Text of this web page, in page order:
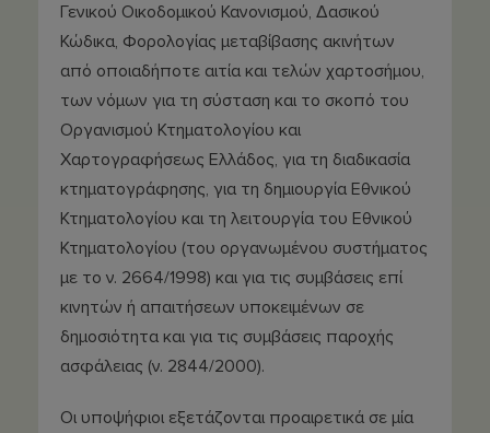
Γενικού Οικοδομικού Κανονισμού, Δασικού
Κώδικα, Φορολογίας μεταβίβασης ακινήτων
από οποιαδήποτε αιτία και τελών χαρτοσήμου,
των νόμων για τη σύσταση και το σκοπό του
Οργανισμού Κτηματολογίου και
Χαρτογραφήσεως Ελλάδος, για τη διαδικασία
κτηματογράφησης, για τη δημιουργία Εθνικού
Κτηματολογίου και τη λειτουργία του Εθνικού
Κτηματολογίου (του οργανωμένου συστήματος
με το ν. 2664/1998) και για τις συμβάσεις επί
κινητών ή απαιτήσεων υποκειμένων σε
δημοσιότητα και για τις συμβάσεις παροχής
ασφάλειας (ν. 2844/2000).
Οι υποψήφιοι εξετάζονται προαιρετικά σε μία